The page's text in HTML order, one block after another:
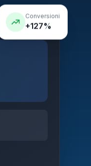
Conversioni
+127%